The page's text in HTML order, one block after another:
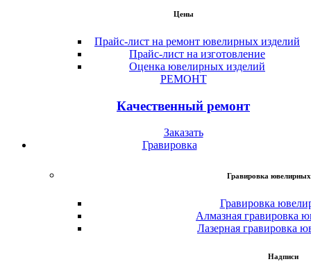
Цены
Прайс-лист на ремонт ювелирных изделий
Прайс-лист на изготовление
Оценка ювелирных изделий
РЕМОНТ
Качественный ремонт
Заказать
Гравировка
Гравировка ювелирных
Гравировка
Алмазная гравировка
Лазерная гравировка
Надписи